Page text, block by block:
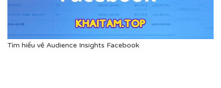
Tìm hiểu về Audience Insights Facebook